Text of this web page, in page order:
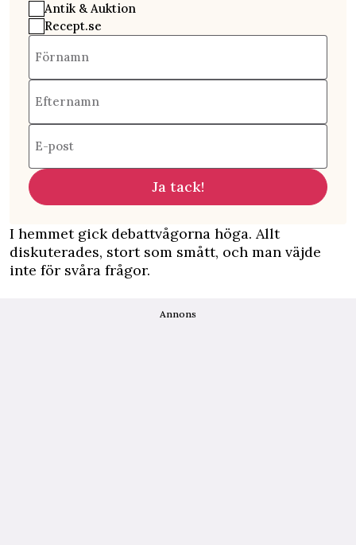
Antik & Auktion
Recept.se
Förnamn
Efternamn
E-post
Ja tack!
I hemmet gick debattvågorna höga. Allt
diskuterades, stort som smått, och man väjde
inte för svåra frågor.
Annons